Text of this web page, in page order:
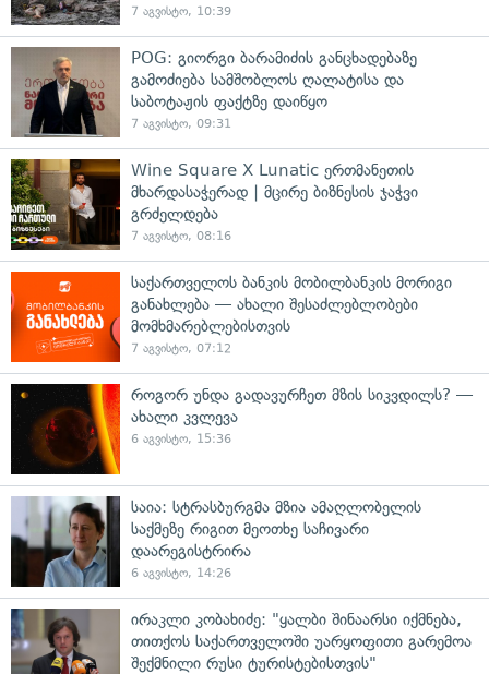
7 აგვისტო, 10:39
POG: გიორგი ბარამიძის განცხადებაზე
გამოძიება სამშობლოს ღალატისა და
საბოტაჟის ფაქტზე დაიწყო
7 აგვისტო, 09:31
Wine Square X Lunatic ერთმანეთის
მხარდასაჭერად | მცირე ბიზნესის ჯაჭვი
გრძელდება
7 აგვისტო, 08:16
საქართველოს ბანკის მობილბანკის მორიგი
განახლება — ახალი შესაძლებლობები
მომხმარებლებისთვის
7 აგვისტო, 07:12
როგორ უნდა გადავურჩეთ მზის სიკვდილს? —
ახალი კვლევა
6 აგვისტო, 15:36
საია: სტრასბურგმა მზია ამაღლობელის
საქმეზე რიგით მეოთხე საჩივარი
დაარეგისტრირა
6 აგვისტო, 14:26
ირაკლი კობახიძე: "ყალბი შინაარსი იქმნება,
თითქოს საქართველოში უარყოფითი გარემოა
შექმნილი რუსი ტურისტებისთვის"